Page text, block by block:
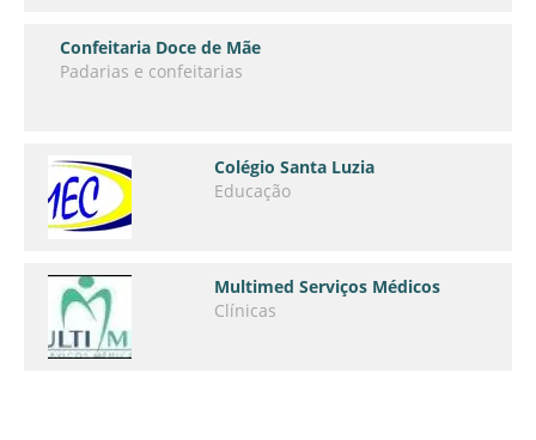
Confeitaria Doce de Mãe
Padarias e confeitarias
Colégio Santa Luzia
Educação
Multimed Serviços Médicos
Clínicas